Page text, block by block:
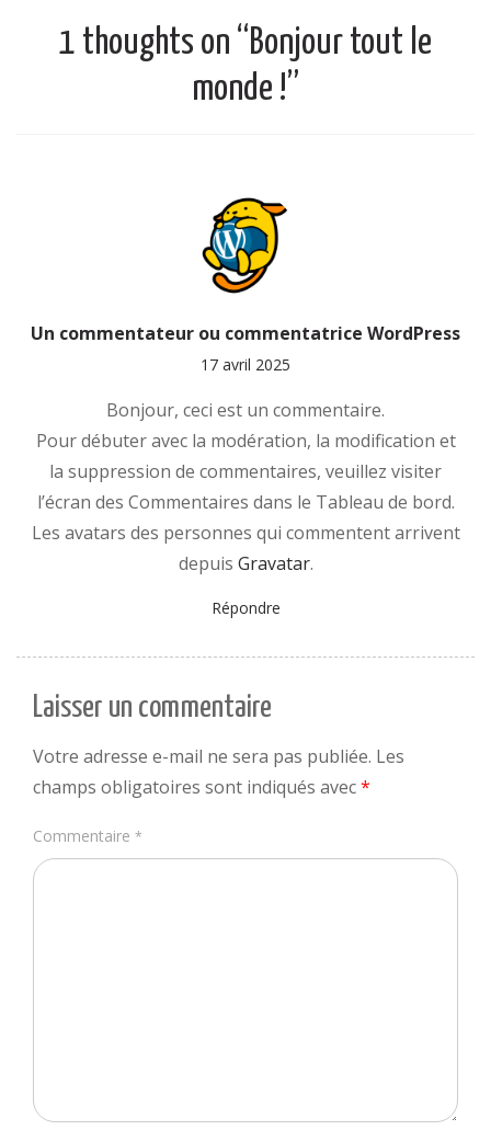
1 thoughts on “Bonjour tout le
monde !”
Un commentateur ou commentatrice WordPress
17 avril 2025
Bonjour, ceci est un commentaire.
Pour débuter avec la modération, la modification et
la suppression de commentaires, veuillez visiter
l’écran des Commentaires dans le Tableau de bord.
Les avatars des personnes qui commentent arrivent
depuis Gravatar.
Répondre
Laisser un commentaire
Votre adresse e-mail ne sera pas publiée. Les
champs obligatoires sont indiqués avec*
Commentaire *